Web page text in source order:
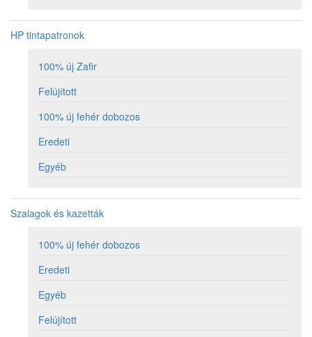
HP tintapatronok
100% új Zafir
Felújított
100% új fehér dobozos
Eredeti
Egyéb
Szalagok és kazetták
100% új fehér dobozos
Eredeti
Egyéb
Felújított